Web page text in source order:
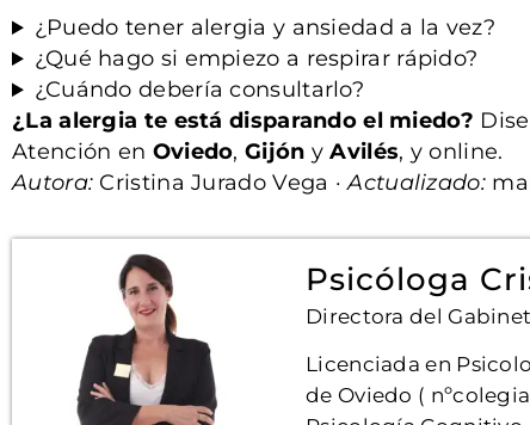
¿Puedo tener alergia y ansiedad a la vez?
¿Qué hago si empiezo a respirar rápido?
¿Cuándo debería consultarlo?
¿La alergia te está disparando el miedo?
Atención en Oviedo,Gijón yAvilés, y online.
Autora: Cristina Jurado Vega ·Actualizado:
Psicóloga
Directora del
Licenciada en
de Oviedo (